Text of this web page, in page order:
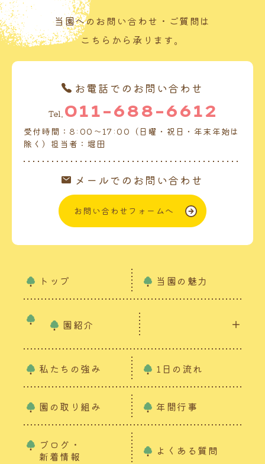
当園へのお問い合わせ・ご質問は
こちらから承ります。
お電話でのお問い合わせ
Tel. 011-688-6612
受付時間：8:00～17:00（日曜・祝日・年末年始は
除く）担当者：堀田
メールでのお問い合わせ
お問い合わせフォームへ
トップ 当園の魅力
園紹介
私たちの強み 1日の流れ
園の取り組み 年間行事
ブログ・
新着情報
よくある質問